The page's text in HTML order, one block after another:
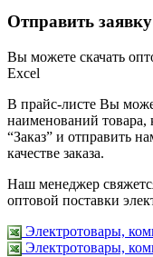
Отправить
Вы можете скачать
Excel
В прайс-листе Вы
наименований товара,
“Заказ” и отправить
качестве заказа.
Наш менеджер
оптовой поставки
Электротовары,
Электротовары,